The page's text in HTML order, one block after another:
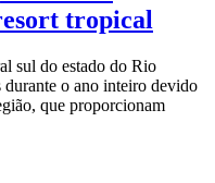
tropical
sul do estado do Rio
o ano inteiro devido
que proporcionam